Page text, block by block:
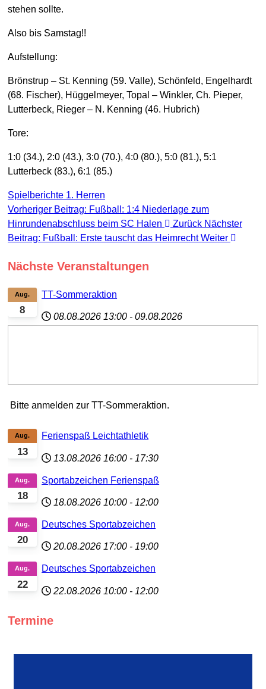
stehen sollte.
Also bis Samstag!!
Aufstellung:
Brönstrup – St. Kenning (59. Valle), Schönfeld, Engelhardt
(68. Fischer), Hüggelmeyer, Topal – Winkler, Ch. Pieper,
Lutterbeck, Rieger – N. Kenning (46. Hubrich)
Tore:
1:0 (34.), 2:0 (43.), 3:0 (70.), 4:0 (80.), 5:0 (81.), 5:1
Lutterbeck (83.), 6:1 (85.)
Spielberichte 1. Herren
Vorheriger Beitrag: Fußball: 1:4 Niederlage zum
Hinrundenabschluss beim SC Halen
Zurück Nächster
Beitrag: Fußball: Erste tauscht das HeimrechtWeiter
Nächste Veranstaltungen
8
Aug. TT-Sommeraktion
08.08.2026 13:00 - 09.08.2026
Bitte anmelden zur TT-Sommeraktion.
13
Aug. Ferienspaß Leichtathletik
13.08.2026 16:00 - 17:30
18
Aug. Sportabzeichen Ferienspaß
18.08.2026 10:00 - 12:00
20
Aug. Deutsches Sportabzeichen
20.08.2026 17:00 - 19:00
22
Aug. Deutsches Sportabzeichen
22.08.2026 10:00 - 12:00
Termine